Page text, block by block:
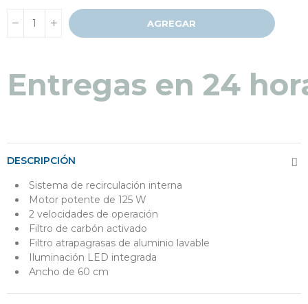
AGREGAR
Entregas en 24
DESCRIPCIÓN
Sistema de recirculación interna
Motor potente de 125 W
2 velocidades de operación
Filtro de carbón activado
Filtro atrapagrasas de aluminio lavable
Iluminación LED integrada
Ancho de 60 cm